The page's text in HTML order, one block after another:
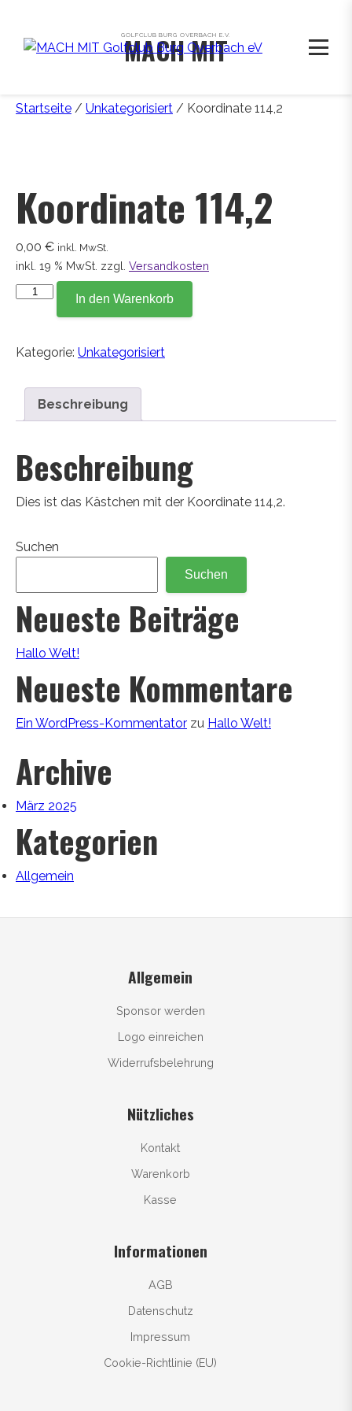
GOLFCLUB BURG OVERBACH E.V.
MACH MIT
Startseite / Unkategorisiert / Koordinate 114,2
Koordinate 114,2
0,00 € inkl. MwSt.
inkl. 19 % MwSt. zzgl. Versandkosten
Koordinate
In den Warenkorb
Kategorie: Unkategorisiert
Beschreibung
Beschreibung
Dies ist das Kästchen mit der Koordinate 114,2.
Suchen
Suchen
Neueste Beiträge
Hallo Welt!
Neueste Kommentare
Ein WordPress-Kommentator zu Hallo Welt!
Archive
März 2025
Kategorien
Allgemein
Allgemein
Sponsor werden
Logo einreichen
Widerrufsbelehrung
Nützliches
Kontakt
Warenkorb
Kasse
Informationen
AGB
Datenschutz
Impressum
Cookie-Richtlinie (EU)